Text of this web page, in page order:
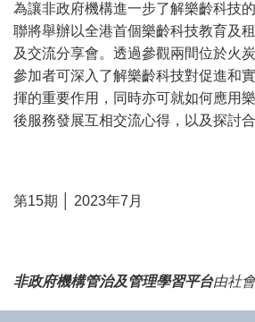
為讓非政府機構進一步了解樂齡科技
聯將舉辦以全港首個樂齡科技教育及
及交流分享會。透過參觀兩間位於火
參加者可深入了解樂齡科技對促進和
揮的重要作用，同時亦可就如何應用
後服務發展互相交流心得，以及探討合
第15期 │ 2023年7月
非政府機構管治及管理學習平台由社